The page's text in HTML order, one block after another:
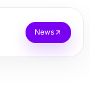
News